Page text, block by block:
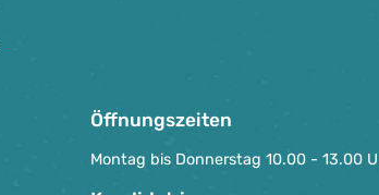
Öffnungszeiten
Montag bis Donnerstag 10.00 - 13.00